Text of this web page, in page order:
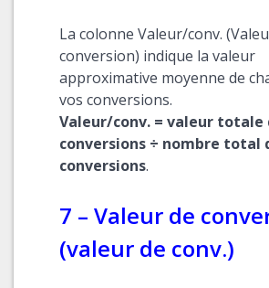
La colonne Valeur/conv.
conversion) indique la valeur
approximative moyenne de
vos conversions.
Valeur/conv. = valeur totale
conversions ÷ nombre total
conversions.
7 – Valeur de
(valeur de conv.)